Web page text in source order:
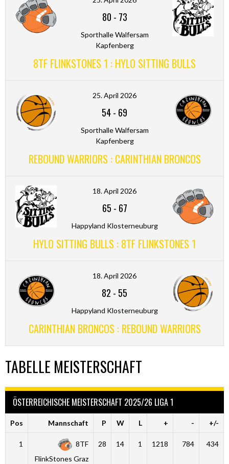
80 - 73
Sporthalle Walfersam
Kapfenberg
8TF FLINKSTONES 1 : HYLO SITTING BULLS
25. April 2026
54- 69
Sporthalle Walfersam
Kapfenberg
REBOUND WARRIORS : CARINTHIAN BRONCOS
18. April 2026
65 - 67
Happyland Klosterneuburg
HYLO SITTING BULLS : 8TF FLINKSTONES 1
18. April 2026
82 - 55
Happyland Klosterneuburg
CARINTHIAN BRONCOS : REBOUND WARRIORS
TABELLE MEISTERSCHAFT
ÖSTERREICHISCHE MEISTERSCHAFT 2025/26 LIGA 1
Pos Mannschaft P W L + - +/-
1
8TF
FlinkStones Graz
28 14 1 1218 784 434